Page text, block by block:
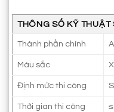
THÔNG SỐ KỸ THUẬT
Thành phần chính
Màu sắc
Định mức thi công
Thời gian thi công